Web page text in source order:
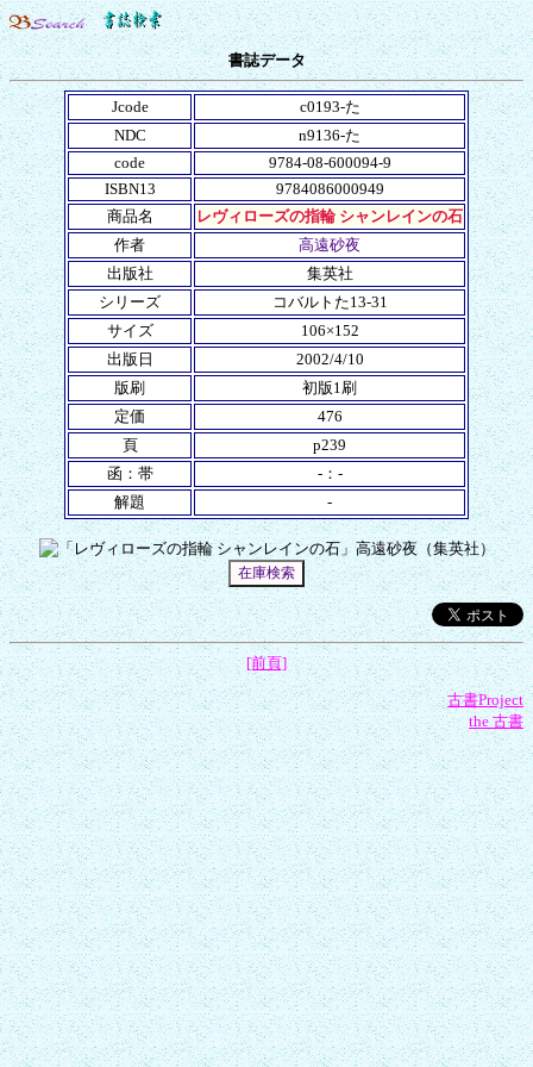
書誌データ
Jcode
c0193-た
NDC
n9136-た
code
9784-08-600094-9
ISBN13
9784086000949
商品名
レヴィローズの指輪 シャンレインの石
作者
高遠砂夜
出版社
集英社
シリーズ
コバルトた13-31
サイズ
106×152
出版日
2002/4/10
版刷
初版1刷
定価
476
頁
p239
函：帯
-：-
解題
-
[前頁]
古書Project
the 古書